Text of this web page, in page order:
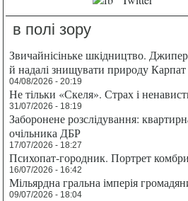
в полі зору
Звичайнісіньке шкідництво.
й надалі знищувати природу Карпат
04/08/2026 - 20:19
Не тільки «Скеля». Страх і
31/07/2026 - 18:19
Заборонене розслідування:
очільника ДБР
17/07/2026 - 18:27
Психопат-городник. Портрет
16/07/2026 - 16:42
Мільярдна гральна імперія
09/07/2026 - 18:04